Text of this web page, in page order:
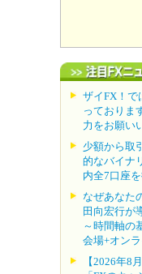
ザイFX！で
っておりま
力をお願い
少額から取
的なバイナ
内全7口座を
なぜあなた
田向宏行が
～時間軸の
会場+オンラ
【2026年8